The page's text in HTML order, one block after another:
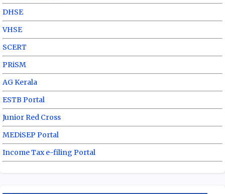
DHSE
VHSE
SCERT
PRiSM
AG Kerala
ESTB Portal
Junior Red Cross
MEDiSEP Portal
Income Tax e-filing Portal